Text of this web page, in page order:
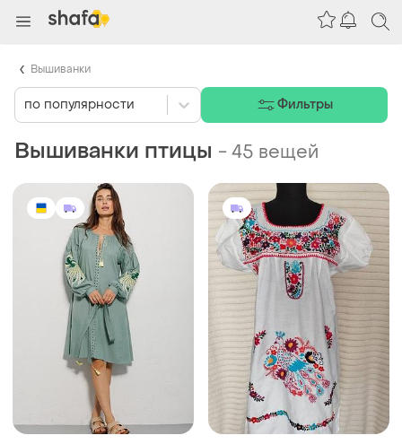
Вышиванки птицы -45 вещей
по популярности Фильтры
Вышиванки